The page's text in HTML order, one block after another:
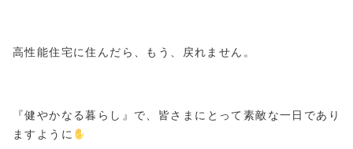
高性能住宅に住んだら、もう、戻れません。
『健やかなる暮らし』で、皆さまにとって素敵な一日であり
ますように